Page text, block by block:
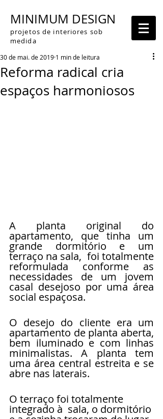
MINIMUM DESIGN
projetos de interiores sob
medida
Reforma radical cria
espaços harmoniosos
30 de mai. de 2019 1 min de leitura
A planta original do
apartamento, que tinha um
grande dormitório e um
terraço na sala,  foi totalmente
reformulada conforme as
necessidades de um jovem
casal desejoso por uma área
social espaçosa.
O desejo do cliente era um
apartamento de planta aberta,
bem iluminado e com linhas
minimalistas. A planta tem
uma área central estreita e se
abre nas laterais.
O terraço foi totalmente
integrado à  sala, o dormitório